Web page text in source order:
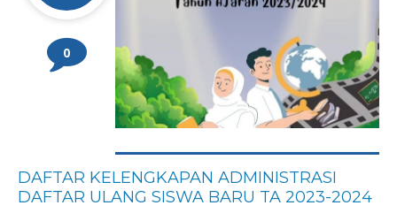
0
DAFTAR KELENGKAPAN ADMINISTRASI
DAFTAR ULANG SISWA BARU TA 2023-2024